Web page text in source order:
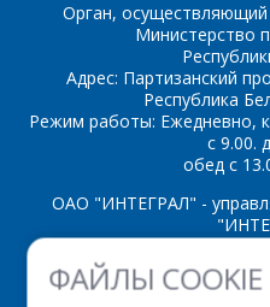
ФАЙЛЫ COOKIE
Орган, осуществляющий
Министерство
Адрес: Партизанский
Республика
Режим работы: Ежедневно,
с 9.00.
обед с
ОАО "ИНТЕГРАЛ" -
ул. Казинца И.П., д.121А,